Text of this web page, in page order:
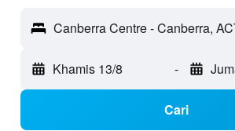
Canberra Centre - Canberra,
Khamis 13/8 -
Cari